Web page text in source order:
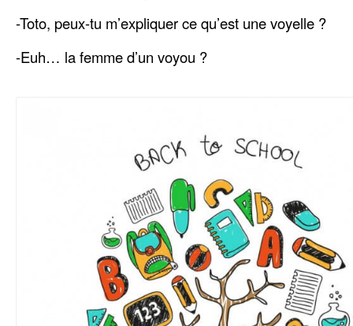
-Toto, peux-tu m’expliquer ce qu’est une voyelle ?
-Euh… la femme d’un voyou ?